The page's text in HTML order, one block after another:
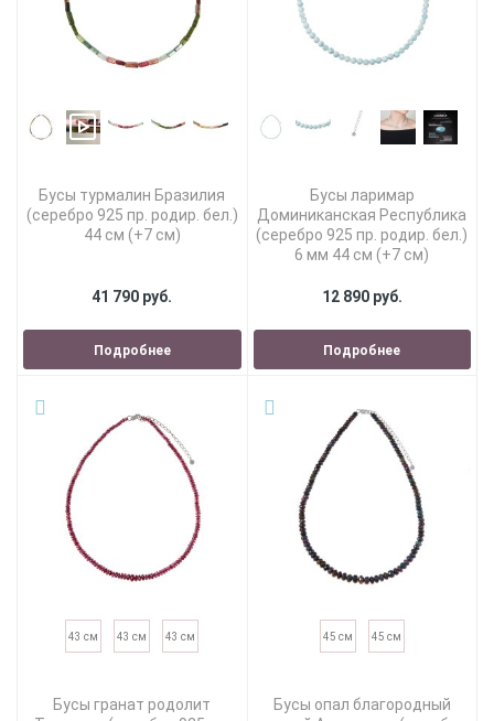
Бусы турмалин Бразилия
(серебро 925 пр. родир. бел.)
44 см (+7 см)
41 790 руб.
Подробнее
Бусы ларимар
Доминиканская Республика
(серебро 925 пр. родир. бел.)
6 мм 44 см (+7 см)
12 890 руб.
Подробнее
43 см 43 см 43 см
Бусы гранат родолит
45 см 45 см
Бусы опал благородный